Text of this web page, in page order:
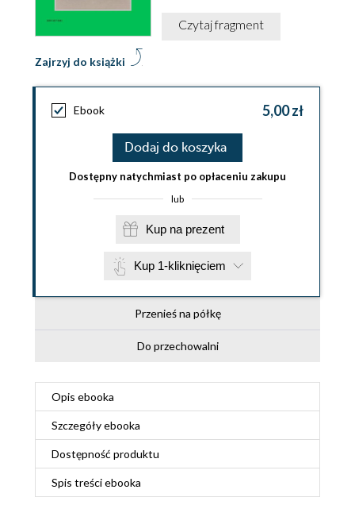
Zajrzyj do książki
Czytaj fragment
Ebook 5,00 zł
Dodaj do koszyka
Dostępny natychmiast po opłaceniu zakupu
lub
Kup na prezent
Kup 1-kliknięciem
Przenieś na półkę
Do przechowalni
Opis ebooka
Szczegółyebooka
Dostępność produktu
Spis treściebooka